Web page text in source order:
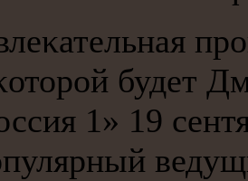
будет
1» 19